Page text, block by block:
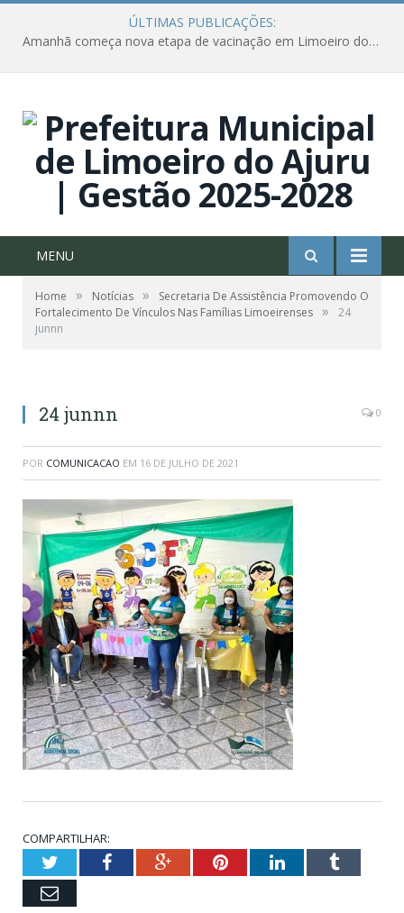
ÚLTIMAS PUBLICAÇÕES:
Amanhã começa nova etapa de vacinação em Limoeiro do Ajuru para idosos com 65 ou mais
MENU
Home » Notícias »
Secretaria De Assistência Promovendo O
Fortalecimento De Vínculos Nas Famílias Limoeirenses »
24
junnn
24 junnn 0
POR COMUNICACAO EM 16 DE JULHO DE 2021
COMPARTILHAR:
TwitterFacebookGoogle+PinterestLinkedInTumblr
Email